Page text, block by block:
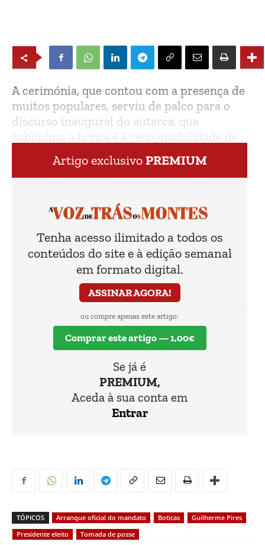
A cerimónia, que contou com a presença de
muitos populares, serviu de palco para o
discurso inaugural do autarca, que
sublinhou a honra e a responsabilidade de
liderar o concelho.
Artigo exclusivoPREMIUM
Tenha acesso ilimitado a todos os
conteúdos do site e à edição semanal
em formato digital.
ASSINAR AGORA!
ou compre apenas este artigo:
Comprar este artigo — 1,00€
Se já é
PREMIUM,
Aceda à sua conta em
Entrar
TÓPICOS Arranque oficial do mandato Boticas
Guilherme Pires
Presidente eleito
Tomada de posse